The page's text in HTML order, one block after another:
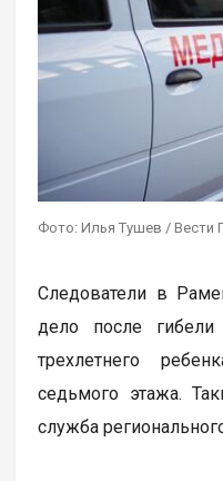
Фото: Илья Тушев / Вести
Следователи в
дело после
трехлетнего
седьмого этажа.
служба